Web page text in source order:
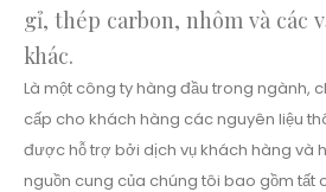
gỉ, thép carbon, nhôm và các
khác.
Là một công ty hàng đầu trong ngành,
cấp cho khách hàng các nguyên liệu
được hỗ trợ bởi dịch vụ khách hàng và
nguồn cung của chúng tôi bao gồm tất